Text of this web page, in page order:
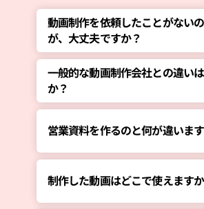
動画制作を依頼したことがない
が、大丈夫ですか？
一般的な動画制作会社との違い
か？
営業資料を作るのと何が違いま
制作した動画はどこで使えます